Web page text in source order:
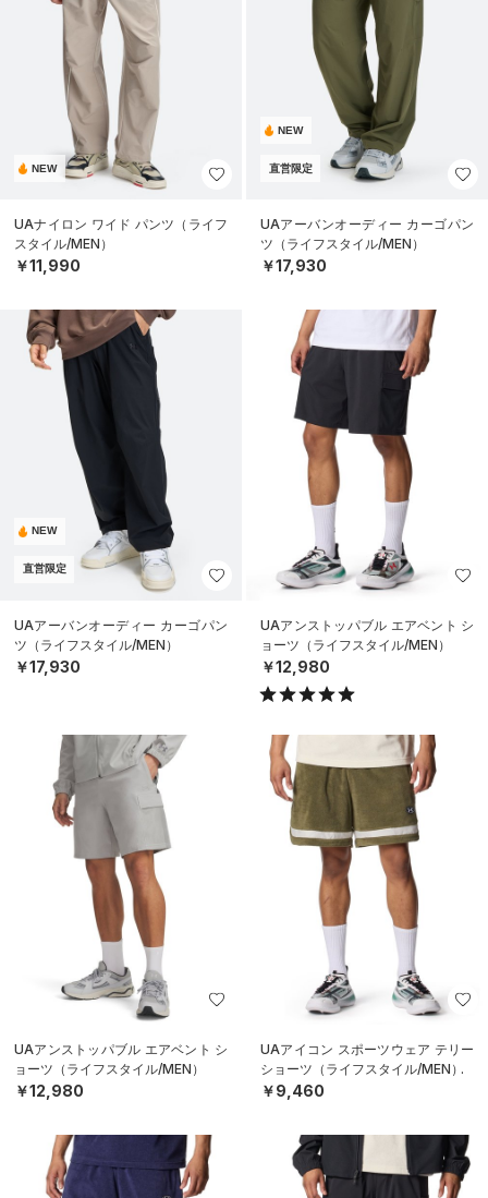
NEW
UAナイロン ワイド パンツ（ライフ
スタイル/MEN）
￥11,990
NEW
直営限定
UAアーバンオーディー カーゴパン
ツ（ライフスタイル/MEN）
￥17,930
NEW
直営限定
UAアーバンオーディー カーゴパン
ツ（ライフスタイル/MEN）
￥17,930
UAアンストッパブル エアベント シ
ョーツ（ライフスタイル/MEN）
￥12,980
UAアンストッパブル エアベント シ
ョーツ（ライフスタイル/MEN）
￥12,980
UAアイコン スポーツウェア テリー
ショーツ（ライフスタイル/MEN）
￥9,460